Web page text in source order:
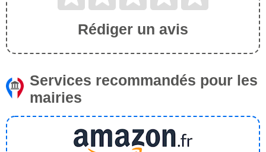
Rédiger un avis
Services recommandés pour les
mairies